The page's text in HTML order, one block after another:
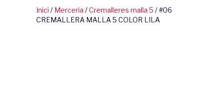
Inici / Merceria /Cremalleres malla 5 / #06
CREMALLERA MALLA 5 COLOR LILA